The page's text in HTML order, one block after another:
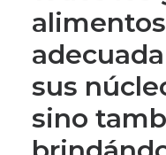
sus
sino